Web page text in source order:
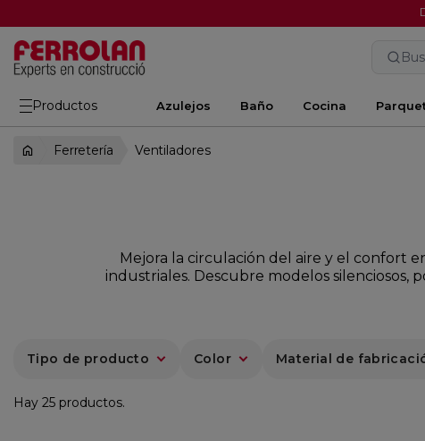
Productos Azulejos Baño Cocina
Ferretería Ventiladores
Mejora la circulación del aire y el confort
industriales. Descubre modelos silenciosos,
Tipo de producto Color Material de
Hay 25 productos.